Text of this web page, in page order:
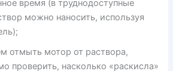
время (в труднодоступные
можно наносить, используя
отмыть мотор от раствора,
проверить, насколько «раскисла»